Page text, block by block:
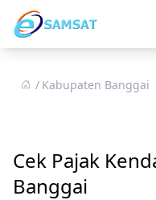
Kabupaten Banggai
Cek Pajak
Banggai